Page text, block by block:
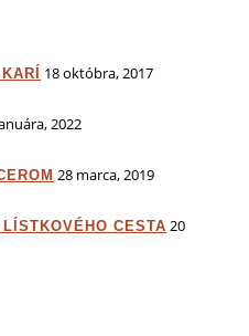
18 októbra, 2017
2022
28 marca, 2019
CESTA 20